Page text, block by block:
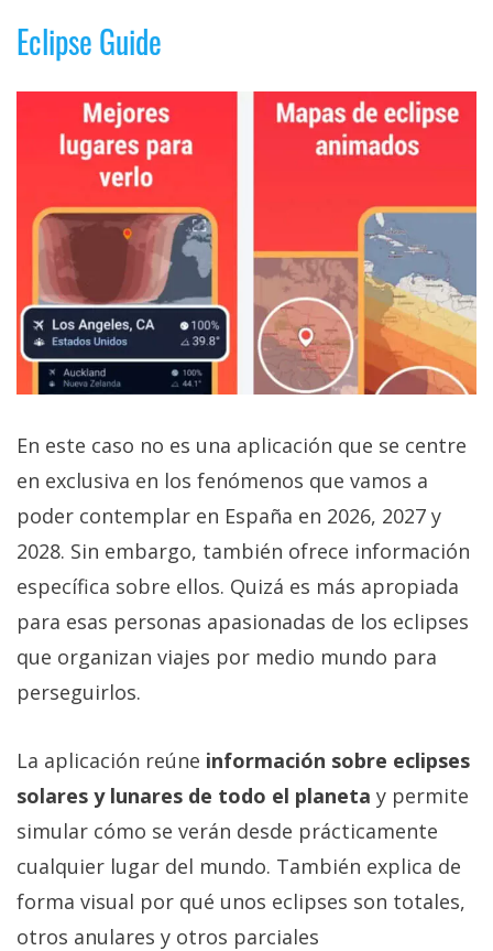
Eclipse Guide
En este caso no es una aplicación que se centre
en exclusiva en los fenómenos que vamos a
poder contemplar en España en 2026, 2027 y
2028. Sin embargo, también ofrece información
específica sobre ellos. Quizá es más apropiada
para esas personas apasionadas de los eclipses
que organizan viajes por medio mundo para
perseguirlos.
La aplicación reúne información sobre eclipses
solares y lunares de todo el planeta y permite
simular cómo se verán desde prácticamente
cualquier lugar del mundo. También explica de
forma visual por qué unos eclipses son totales,
otros anulares y otros parciales